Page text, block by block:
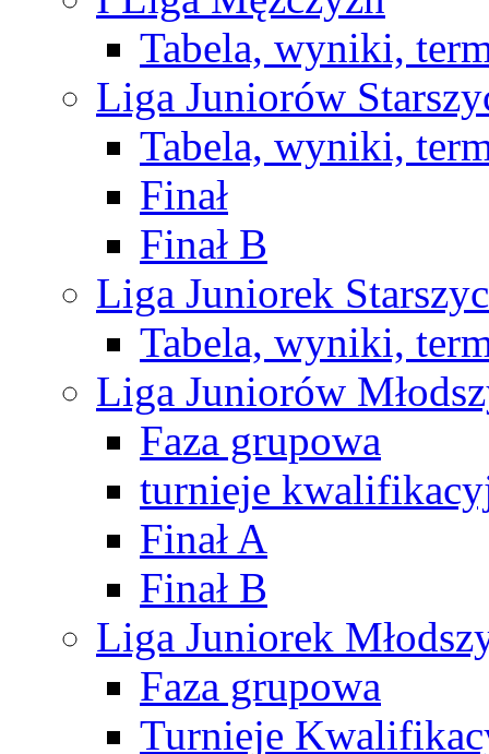
Tabela, wyniki,
Liga Juniorów
Tabela, wyniki,
Finał
Finał B
Liga Juniorek
Tabela, wyniki,
Liga Juniorów
Faza grupowa
turnieje
Finał A
Finał B
Liga Juniorek
Faza grupowa
Turnieje